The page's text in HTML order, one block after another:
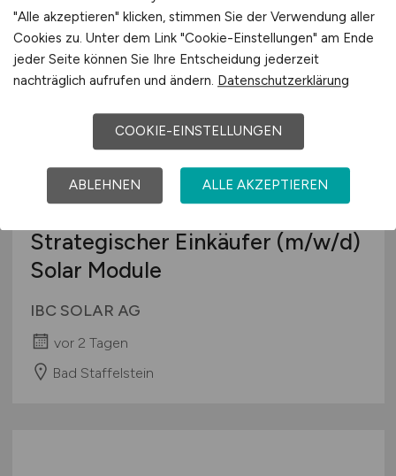
Remote
Strategischer Einkäufer (m/w/d)
Solar Module
IBC SOLAR AG
vor 2 Tagen
Bad Staffelstein
"Alle akzeptieren" klicken, stimmen Sie der Verwendung aller
Cookies zu. Unter dem Link "Cookie-Einstellungen" am Ende
jeder Seite können Sie Ihre Entscheidung jederzeit
nachträglich aufrufen und ändern. Datenschutzerklärung
COOKIE-EINSTELLUNGEN
ABLEHNEN ALLE AKZEPTIEREN